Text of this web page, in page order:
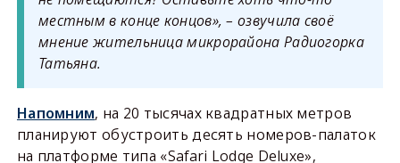
местным в конце концов», – озвучила своё
мнение жительница микрорайона Радиогорка
Татьяна.
Напомним, на 20 тысячах квадратных метров
планируют обустроить десять номеров-палаток
на платформе типа «Safari Lodge Deluxe»,